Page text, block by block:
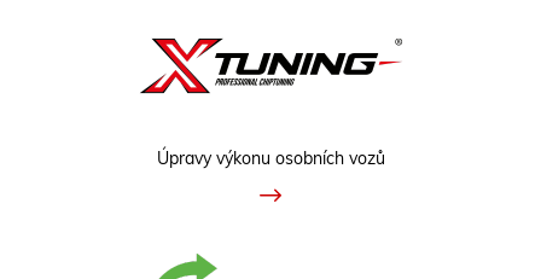
Úpravy výkonu osobních vozů